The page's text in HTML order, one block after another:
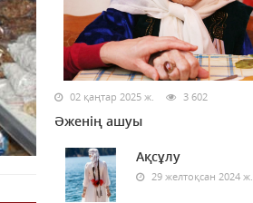
02 қаңтар 2025 ж. 3 602
Әженің ашуы
Ақсұлу
29 желтоқсан 2024 ж.